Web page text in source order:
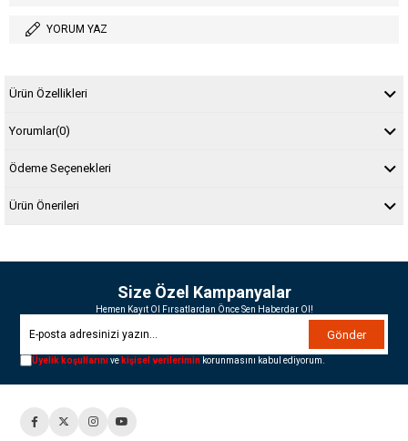
YORUM YAZ
Ürün Özellikleri
Yorumlar(0)
Ödeme Seçenekleri
Ürün Önerileri
Size Özel Kampanyalar
Hemen Kayıt Ol Fırsatlardan Önce Sen Haberdar Ol!
Gönder
Üyelik koşullarınıve kişisel verilerimin korunmasını kabul ediyorum.